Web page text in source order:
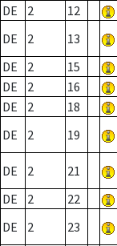
DE
2 12
DE
2 13
DE
2 15
DE
2 16
DE
2 18
DE
2 19
DE 2 21
DE
2 22
DE
2 23